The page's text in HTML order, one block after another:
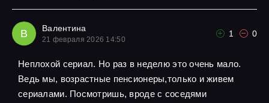
В Валентина
21 февраля 2026 14:50
1 0
Неплохой сериал. Но раз в неделю это очень мало.
Ведь мы, возрастные пенсионеры,только и живем
сериалами. Посмотришь, вроде с соседями